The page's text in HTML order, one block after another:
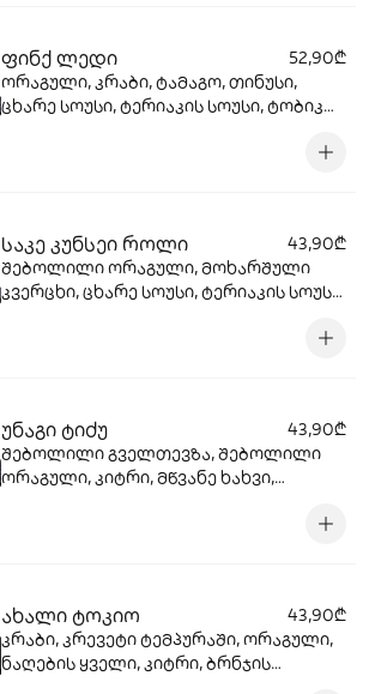
ფინქ ლედი
52,90₾
ორაგული, კრაბი, ტამაგო, თინუსი,
ცხარე სოუსი, ტერიაკის სოუსი, ტობიკო,
საკე კუნსეი როლი
43,90₾
შებოლილი ორაგული, მოხარშული
კვერცხი, ცხარე სოუსი, ტერიაკის სოუსი,
უნაგი ტიძუ
43,90₾
შებოლილი გველთევზა, შებოლილი
ორაგული, კიტრი, მწვანე ხახვი,
ახალი ტოკიო
43,90₾
კრაბი, კრევეტი ტემპურაში, ორაგული,
ნაღების ყველი, კიტრი, ბრნჯის